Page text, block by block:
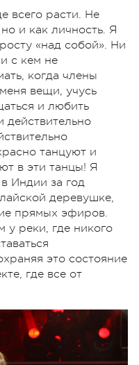
всего расти. Не
и как личность. Я
«над собой». Ни
с кем не
когда члены
вещи, учусь
и любить
действительно
танцуют и
в эти танцы! Я
Индии за год
деревушке,
прямых эфиров.
у реки, где никого
это состояние
где все от